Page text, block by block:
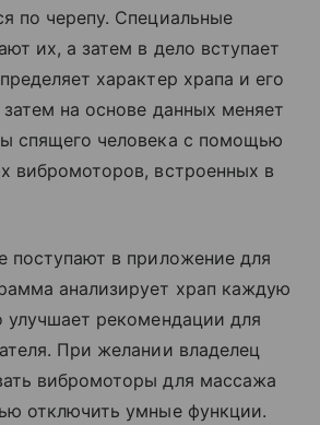
по черепу. Специальные
их, а затем в дело вступает
характер храпа и его
затем на основе данных меняет
спящего человека с помощью
вибромоторов, встроенных в
поступают в приложение для
анализирует храп каждую
улучшает рекомендации для
При желании владелец
вибромоторы для массажа
отключить умные функции.